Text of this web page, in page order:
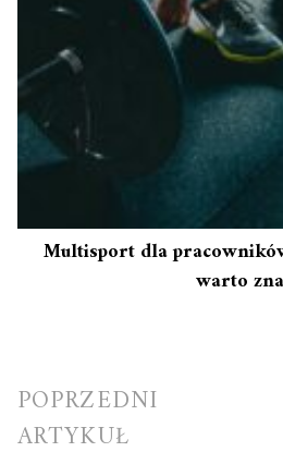
Multisport dla
warto
Nawigacja
wpisu
POPRZEDNI
ARTYKUŁ